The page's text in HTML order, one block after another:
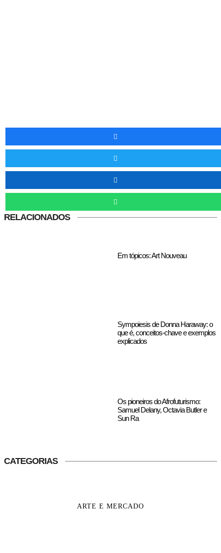
RELACIONADOS
Em tópicos: Art Nouveau
Sympoiesis de Donna Haraway: o
que é, conceitos-chave e exemplos
explicados
Os pioneiros do Afrofuturismo:
Samuel Delany, Octavia Butler e
Sun Ra
CATEGORIAS
ARTE E MERCADO